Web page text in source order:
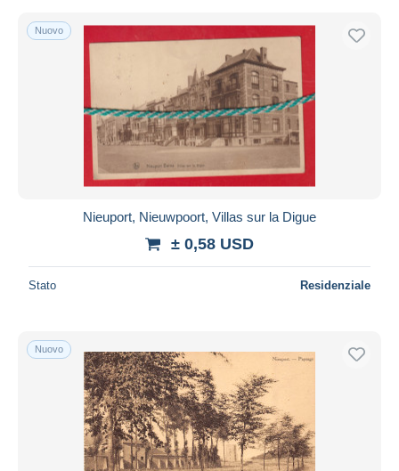
Nuovo
Nieuport, Nieuwpoort, Villas sur la Digue
± 0,58 USD
Stato Residenziale
Nuovo